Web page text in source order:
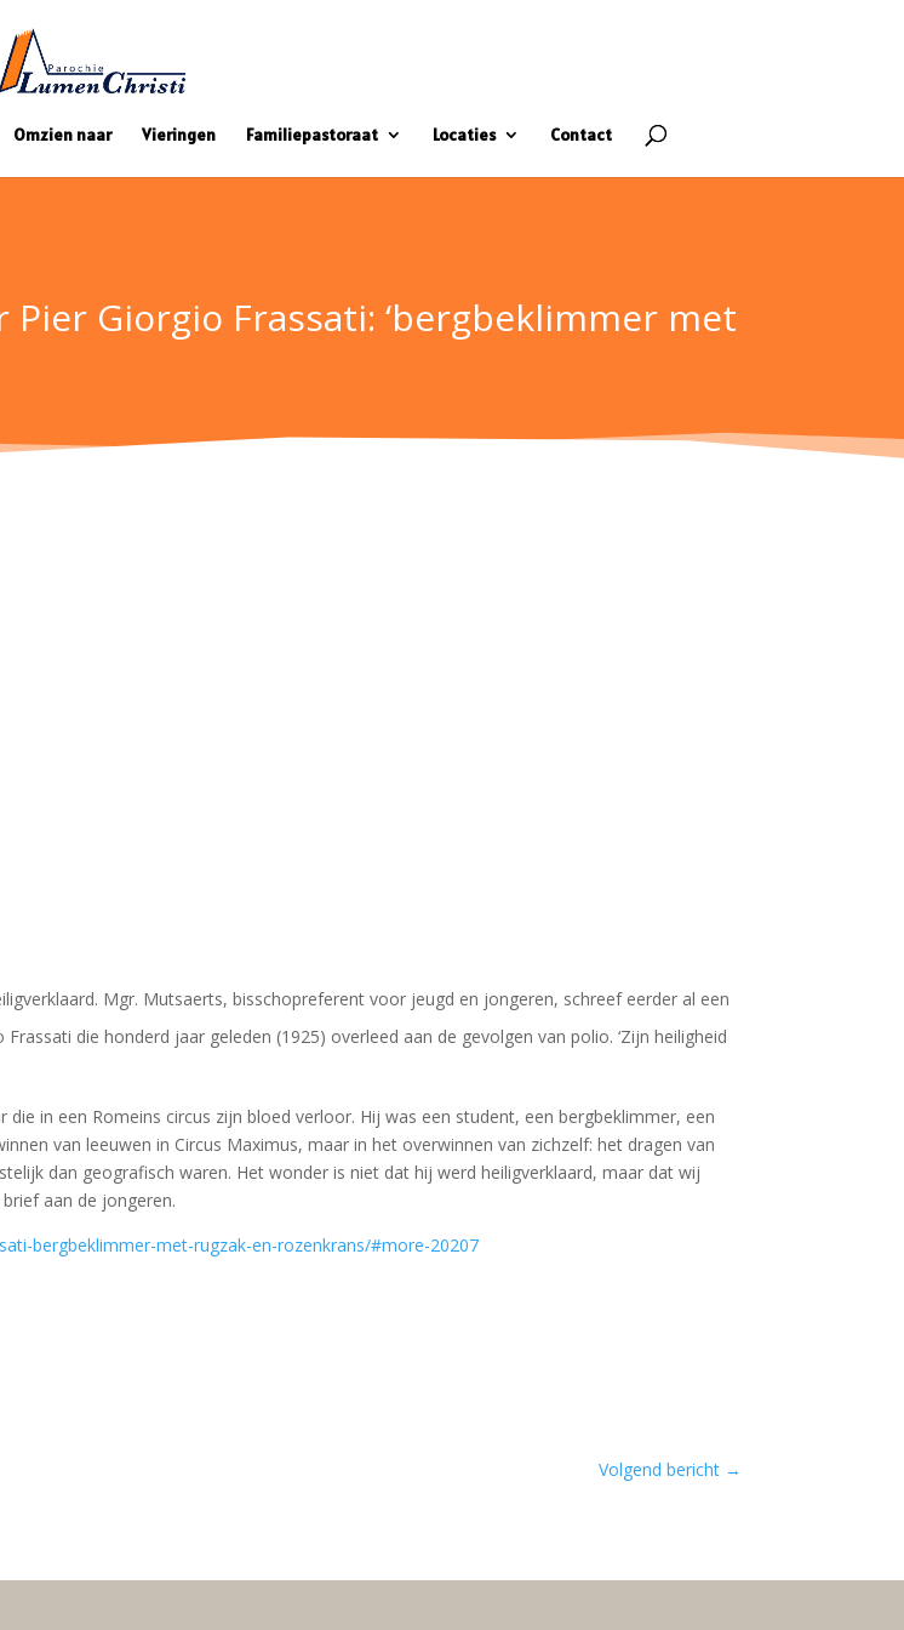
Omzien naar Vieringen Familiepastoraat Locaties Contact
Giorgio Frassati: ‘bergbeklimmer met
Mgr. Mutsaerts, bisschopreferent voor jeugd en jongeren, schreef eerder al een
die honderd jaar geleden (1925) overleed aan de gevolgen van polio. ‘Zijn heiligheid
in een Romeins circus zijn bloed verloor. Hij was een student, een bergbeklimmer, een
van leeuwen in Circus Maximus, maar in het overwinnen van zichzelf: het dragen van
dan geografisch waren. Het wonder is niet dat hij werd heiligverklaard, maar dat wij
aan de jongeren.
bergbeklimmer-met-rugzak-en-rozenkrans/#more-20207
Volgend bericht→